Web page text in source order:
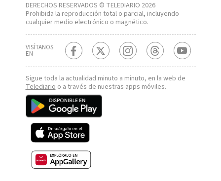
DERECHOS RESERVADOS © TELEDIARIO 2026
Prohibida la reproducción total o parcial, incluyendo
cualquier medio electrónico o magnético.
VISÍTANOS
EN
Sigue toda la actualidad minuto a minuto, en la web de
Telediarioo a través de nuestras apps móviles.